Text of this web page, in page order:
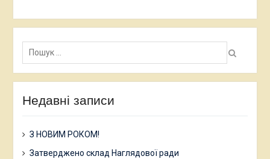
Пошук:
Недавні записи
З НОВИМ РОКОМ!
Затверджено склад Наглядової ради